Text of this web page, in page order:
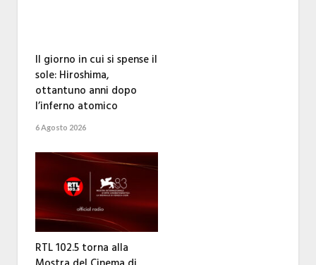
Il giorno in cui si spense il
sole: Hiroshima,
ottantuno anni dopo
l’inferno atomico
6 Agosto 2026
RTL 102.5 torna alla